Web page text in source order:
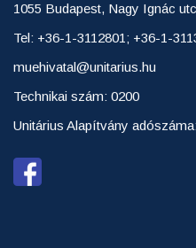
1055 Budapest, Nagy Ignác
Tel: +36-1-3112801; +36-1-
muehivatal@unitarius.hu
Technikai szám: 0200
Unitárius Alapítvány